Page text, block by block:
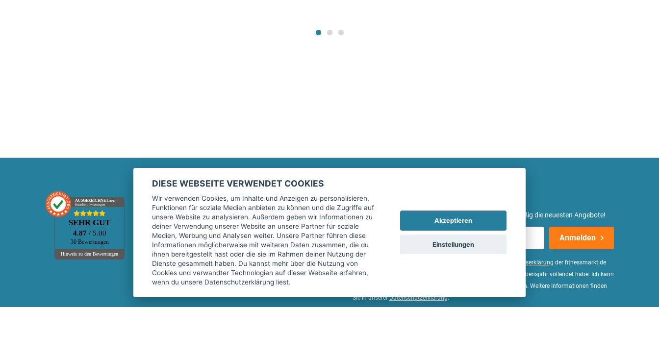
AUSGEZEICHNET.org
Kundenbewertungen
SEHR GUT
4.87 / 5.00
30 Bewertungen
Hinweis zu den Bewertungen
Marktplatz
Kontakt
Preise Marktplatz
FAQ Marktplatz
Über uns
Werbebuchungen
Rechtliches
Impressum
AGB
Datenschutz
Sicherheit
Top-Inserat kündigen
fitnessmarkt.de Newsletter
Trage dich hier für unseren Newsletter ein und erhalte regelmäßig die neuesten Angebote!
Anmelden
Ich stimme der Verarbeitung meiner Daten, wie in der Einwilligungserklärung der fitnessmarkt.de
services GmbH beschrieben, zu und bestätige, dass ich das 16. Lebensjahr vollendet habe. Ich kann
diese Einwilligung jederzeit mit Wirkung für die Zukunft widerrufen. Weitere Informationen finden
Sie in unsererDatenschutzerklärung.
DIESE WEBSEITE VERWENDET COOKIES
Wir verwenden Cookies, um Inhalte und Anzeigen zu personalisieren,
Funktionen für soziale Medien anbieten zu können und die Zugriffe auf
unsere Website zu analysieren. Außerdem geben wir Informationen zu
deiner Verwendung unserer Website an unsere Partner für soziale
Medien, Werbung und Analysen weiter. Unsere Partner führen diese
Informationen möglicherweise mit weiteren Daten zusammen, die du
ihnen bereitgestellt hast oder die sie im Rahmen deiner Nutzung der
Dienste gesammelt haben. Du kannst mehr über die Nutzung von
Cookies und verwandter Technologien auf dieser Webseite erfahren,
wenn du unsere Datenschutzerklärung liest.
Akzeptieren
Einstellungen